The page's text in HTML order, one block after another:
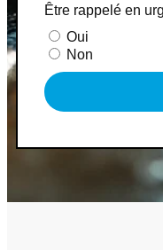
Être rappelé en
Oui
Non